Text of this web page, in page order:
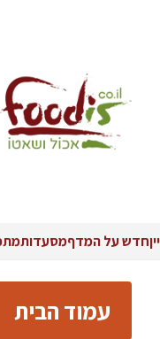
ייןחדש על המדףמסעדות
עמוד הבית